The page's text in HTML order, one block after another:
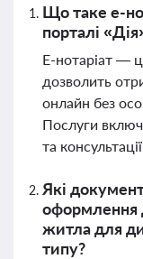
Що таке е-
порталі
Е-нотаріат —
дозволить
онлайн без
Послуги
та
Які
оформлення
житла для
типу?